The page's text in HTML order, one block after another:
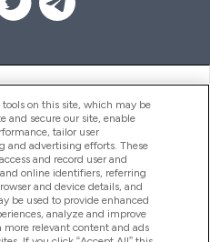
on this site, which may be
and secure our site, enable
tailor user
and advertising efforts. These
and record user and
online identifiers, referring
and device details, and
be used to provide enhanced
analyze and improve
relevant content and ads